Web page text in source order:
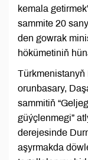
kemala
sammite 20
den gowrak
hökümetiniň
orunbasary,
sammitiň
güýçlenmegi”
derejesinde
aşyrmakda